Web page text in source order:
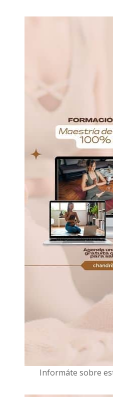
Informáte sobre